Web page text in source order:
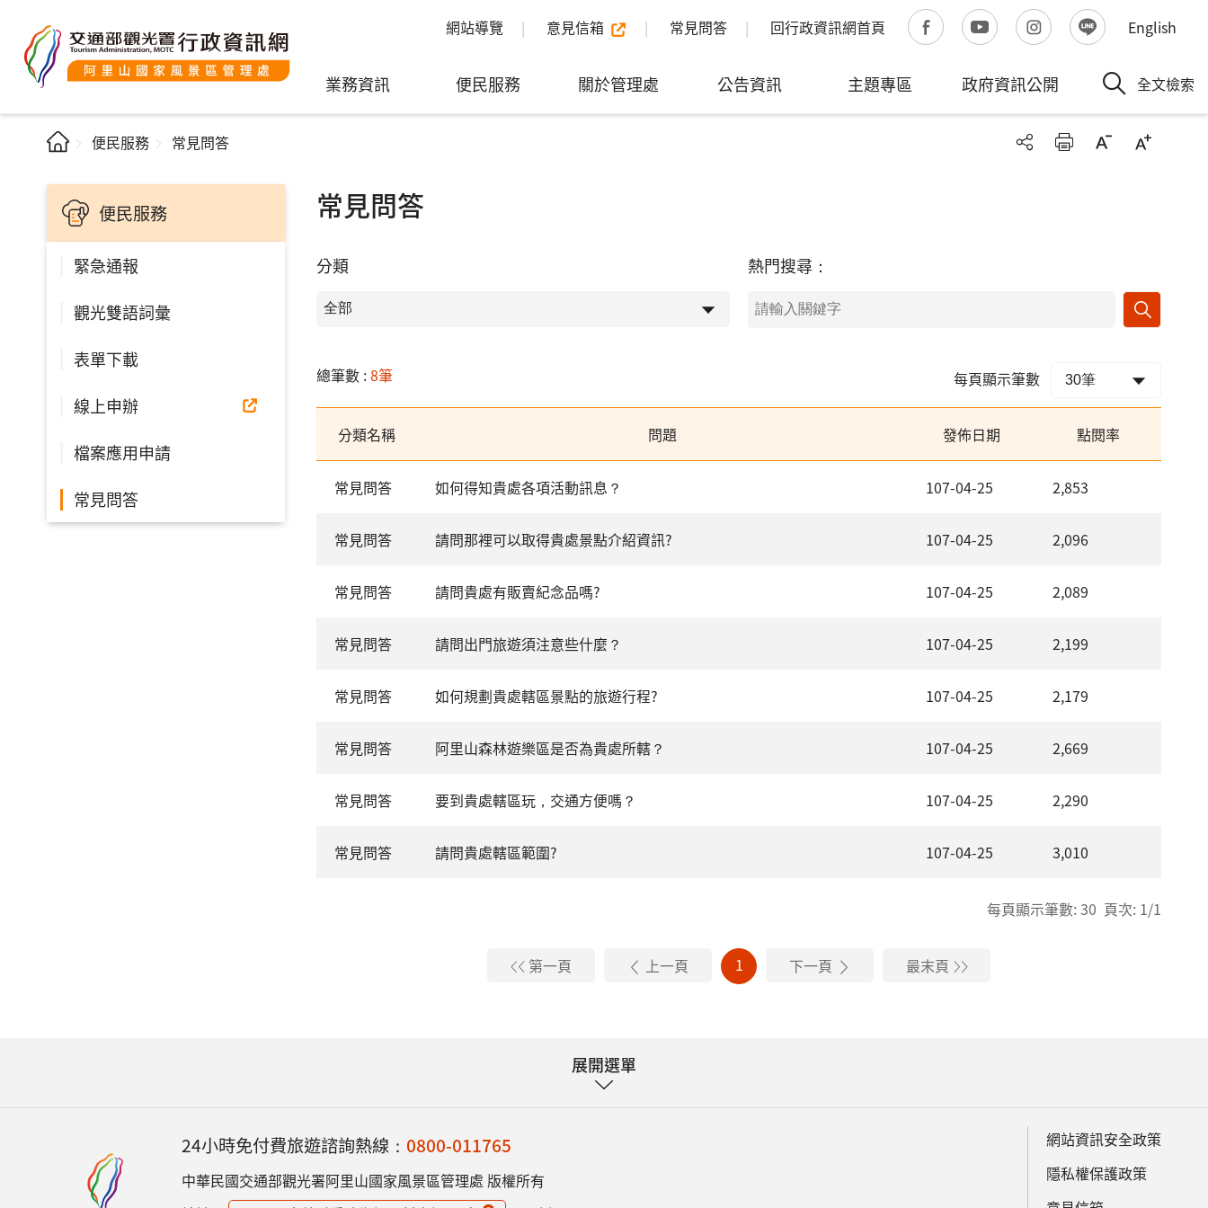
網站導覽 意見信箱 常見問答 回行政資訊網首頁 English
業務資訊 便民服務 關於管理處 公告資訊 主題專區 政府資訊公開 全文檢索
便民服務 常見問答
便民服務
緊急通報
觀光雙語詞彙
表單下載
線上申辦
檔案應用申請
常見問答
常見問答
分類 熱門搜尋：
總筆數 :8筆 每頁顯示筆數
分類名稱 問題 發佈日期 點閱率
常見問答 如何得知貴處各項活動訊息？ 107-04-25 2,853
常見問答 請問那裡可以取得貴處景點介紹資訊? 107-04-25 2,096
常見問答 請問貴處有販賣紀念品嗎? 107-04-25 2,089
常見問答 請問出門旅遊須注意些什麼？ 107-04-25 2,199
常見問答 如何規劃貴處轄區景點的旅遊行程? 107-04-25 2,179
常見問答 阿里山森林遊樂區是否為貴處所轄？ 107-04-25 2,669
常見問答 要到貴處轄區玩，交通方便嗎？ 107-04-25 2,290
常見問答 請問貴處轄區範圍? 107-04-25 3,010
每頁顯示筆數: 30 頁次: 1/1
第一頁 上一頁 1 下一頁 最末頁
展開選單
24小時免付費旅遊諮詢熱線： 0800-011765
中華民國交通部觀光署阿里山國家風景區管理處 版權所有
網站資訊安全政策
隱私權保護政策